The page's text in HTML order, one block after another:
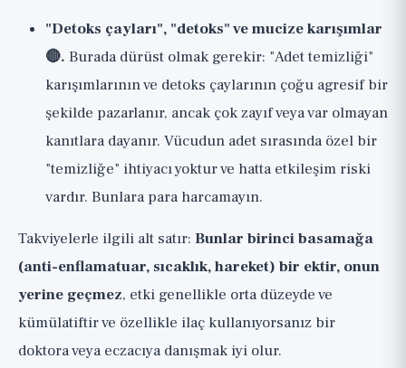
"Detoks çayları", "detoks" ve mucize karışımlar
🔴. Burada dürüst olmak gerekir: "Adet temizliği"
karışımlarının ve detoks çaylarının çoğu agresif bir
şekilde pazarlanır, ancak çok zayıf veya var olmayan
kanıtlara dayanır. Vücudun adet sırasında özel bir
"temizliğe" ihtiyacı yoktur ve hatta etkileşim riski
vardır. Bunlara para harcamayın.
Takviyelerle ilgili alt satır: Bunlar birinci basamağa
(anti-enflamatuar, sıcaklık, hareket) bir ektir, onun
yerine geçmez, etki genellikle orta düzeyde ve
kümülatiftir ve özellikle ilaç kullanıyorsanız bir
doktora veya eczacıya danışmak iyi olur.